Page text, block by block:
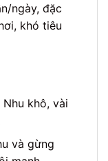
ngày, đặc
khó tiêu
khô, vài
và gừng